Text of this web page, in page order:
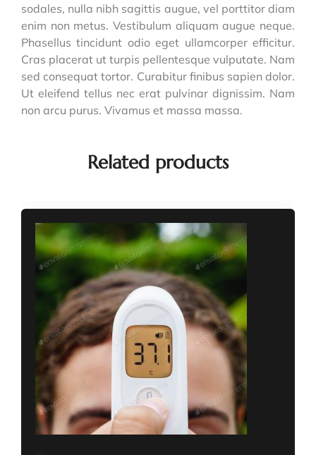
sodales, nulla nibh sagittis augue, vel porttitor diam
enim non metus. Vestibulum aliquam augue neque.
Phasellus tincidunt odio eget ullamcorper efficitur.
Cras placerat ut turpis pellentesque vulputate. Nam
sed consequat tortor. Curabitur finibus sapien dolor.
Ut eleifend tellus nec erat pulvinar dignissim. Nam
non arcu purus. Vivamus et massa massa.
Related products